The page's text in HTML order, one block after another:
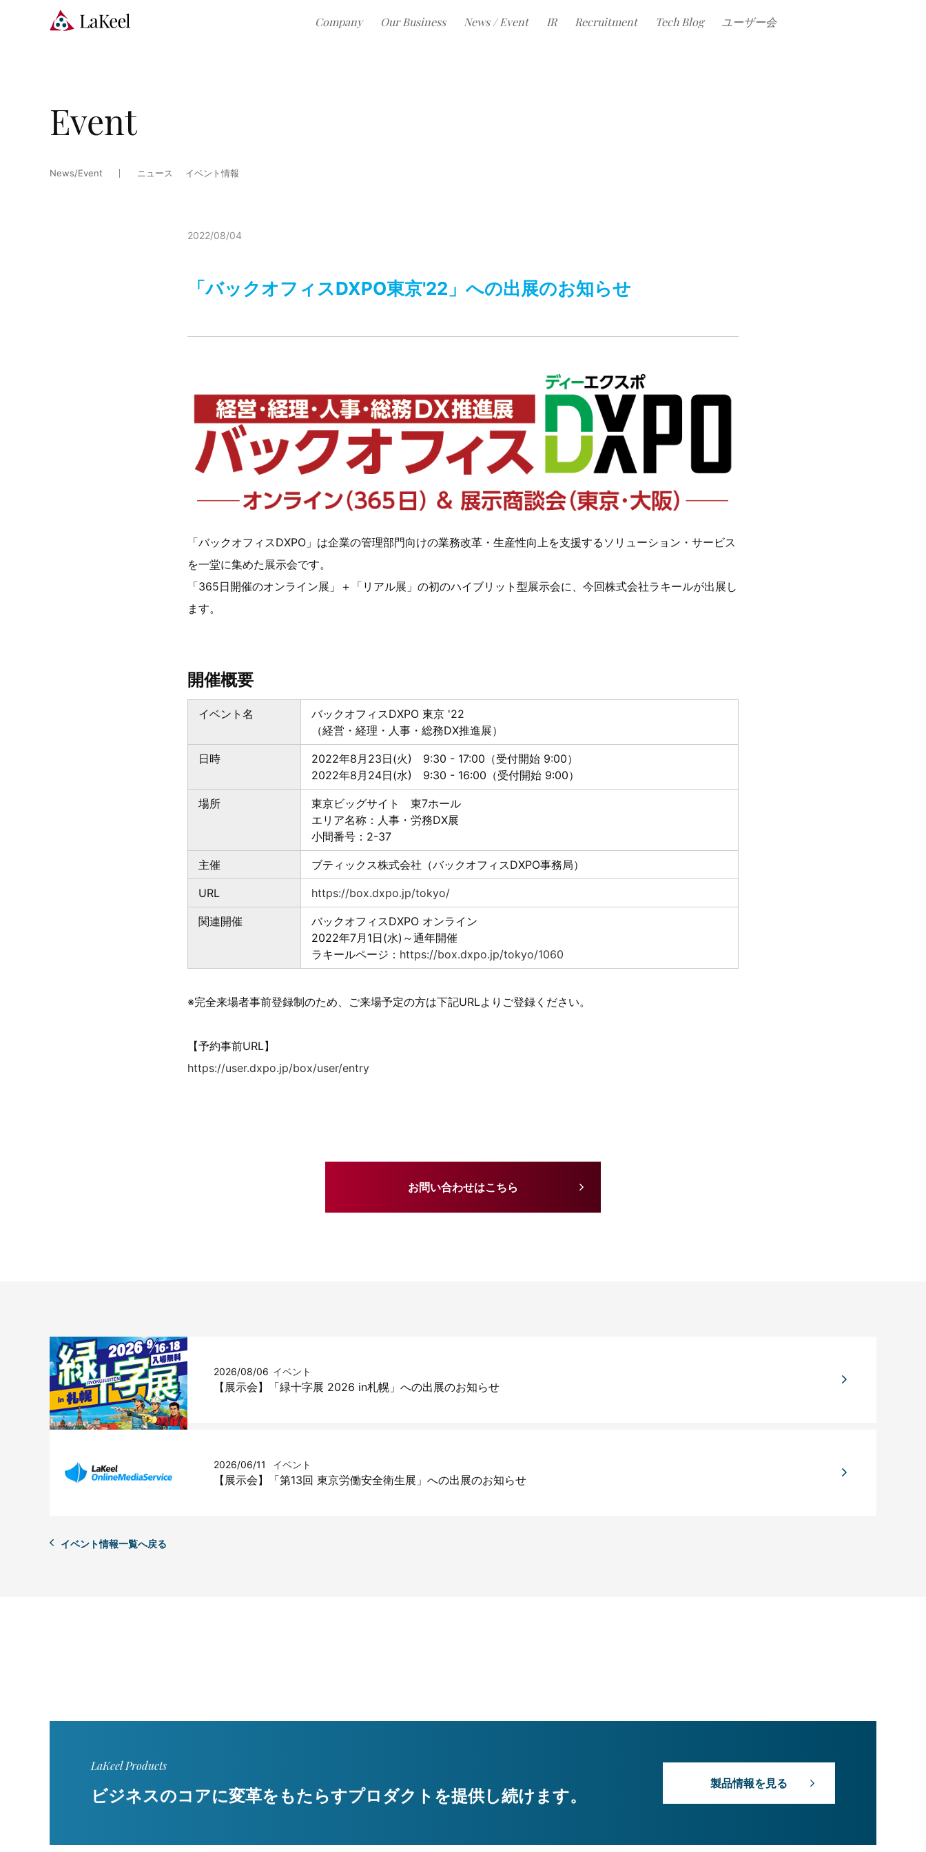
Event
News/Event ニュース イベント情報
「バックオフィスDXPO東京'22」への出展のお知らせ
2022/08/04
「バックオフィスDXPO」は企業の管理部門向けの業務改革・⽣産性向上を⽀援するソリューション・サービス
を⼀堂に集めた展⽰会です。
「365日開催のオンライン展」＋「リアル展」の初のハイブリット型展示会に、今回株式会社ラキールが出展し
ます。
開催概要
イベント名
バックオフィスDXPO 東京 '22
（経営・経理・人事・総務DX推進展）
日時
2022年8月23日(火) 9:30 - 17:00（受付開始 9:00）
2022年8月24日(水) 9:30 - 16:00（受付開始 9:00）
場所
東京ビッグサイト 東7ホール
エリア名称：人事・労務DX展
小間番号：2-37
主催 ブティックス株式会社（バックオフィスDXPO事務局）
URL https://box.dxpo.jp/tokyo/
関連開催
バックオフィスDXPO オンライン
2022年7月1日(水)～通年開催
ラキールページ： https://box.dxpo.jp/tokyo/1060
※完全来場者事前登録制のため、ご来場予定の方は下記URLよりご登録ください。
【予約事前URL】
https://user.dxpo.jp/box/user/entry
お問い合わせはこちら
2026/08/06 イベント
【展示会】「緑十字展 2026 in札幌」への出展のお知らせ
2026/06/11 イベント
【展示会】「第13回 東京労働安全衛生展」への出展のお知らせ
イベント情報一覧へ戻る
Company Our Business News / Event IR Recruitment Tech Blog ユーザー会
LaKeel Products
ビジネスのコアに変革をもたらすプロダクトを提供し続けます。
製品情報を見る